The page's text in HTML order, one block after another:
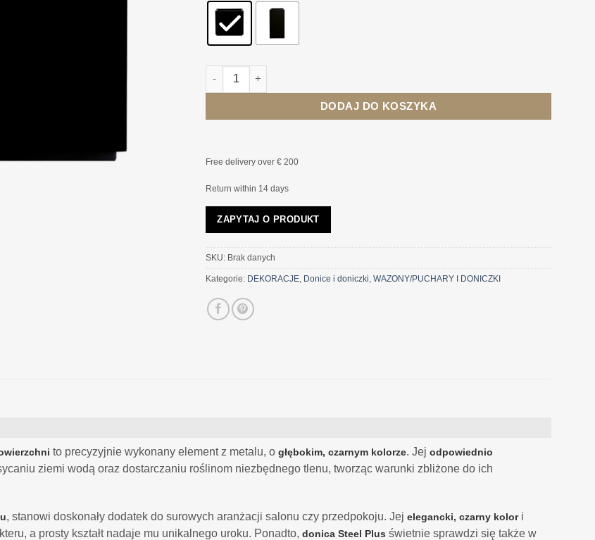
ilość DONICA STEEL PLUS czarna, styl nowoczesny
DODAJ DO KOSZYKA
Free delivery over € 200
Return within 14 days
ZAPYTAJ O PRODUKT
SKU: Brak danych
Kategorie: DEKORACJE, Donice i doniczki,WAZONY/PUCHARY I DONICZKI
to precyzyjnie wykonany element z metalu, o głębokim, czarnym kolorze. Jej odpowiednio
ziemi wodą oraz dostarczaniu roślinom niezbędnego tlenu, tworząc warunki zbliżone do ich
, stanowi doskonały dodatek do surowych aranżacji salonu czy przedpokoju. Jej elegancki, czarny kolori
a prosty kształt nadaje mu unikalnego uroku. Ponadto, donica Steel Plus świetnie sprawdzi się także w